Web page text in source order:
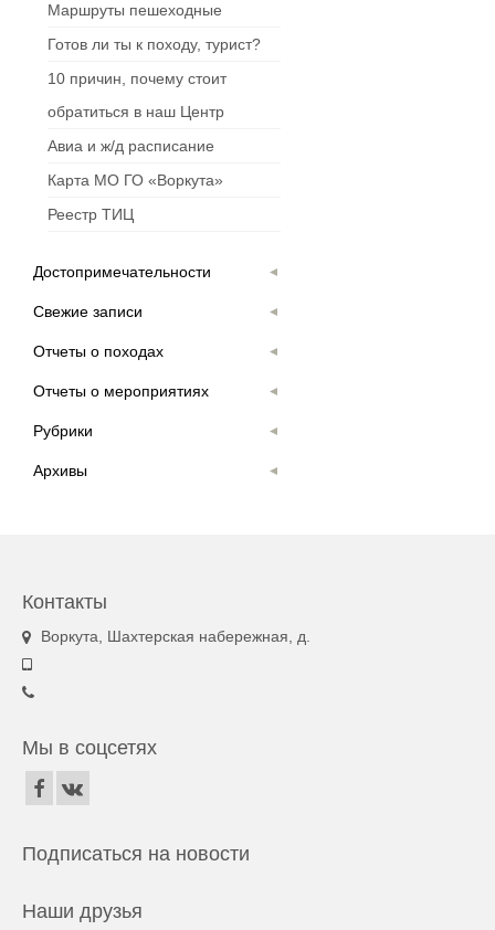
Маршруты пешеходные
Готов ли ты к походу, турист?
10 причин, почему стоит
обратиться в наш Центр
Авиа и ж/д расписание
Карта МО ГО «Воркута»
Реестр ТИЦ
Достопримечательности
Свежие записи
Отчеты о походах
Отчеты о мероприятиях
Рубрики
Архивы
Контакты
Воркута, Шахтерская набережная, д.
Мы в соцсетях
Подписаться на новости
Наши друзья